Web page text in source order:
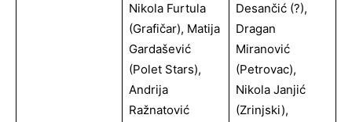
Nikola Furtula
(Grafičar), Matija
Gardašević
(Polet Stars),
Andrija
Ražnatović
Desančić (?),
Dragan
Miranović
(Petrovac),
Nikola Janjić
(Zrinjski),